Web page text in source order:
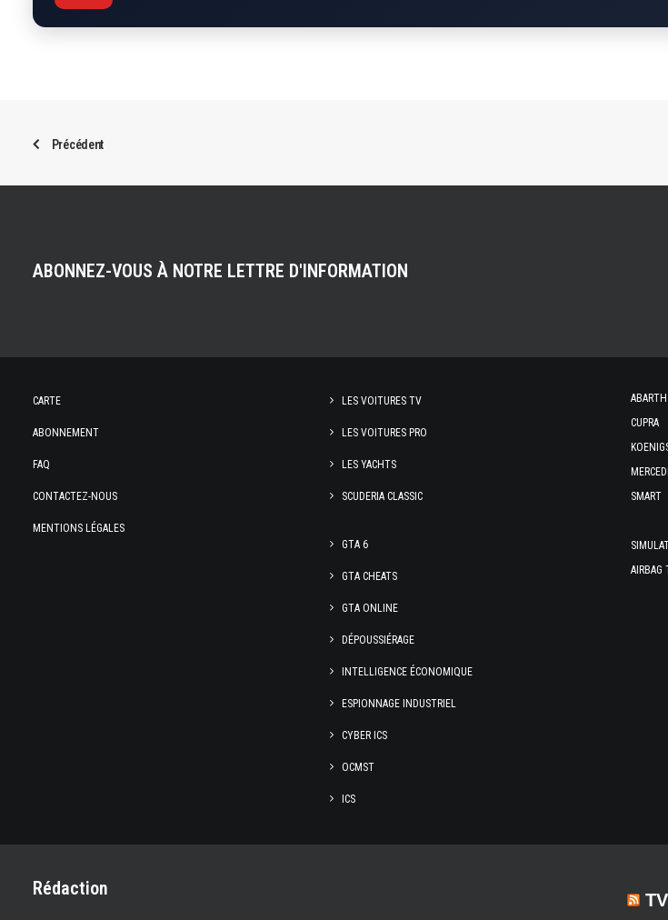
Précédent
ABONNEZ-VOUS À NOTRE LETTRE D'INFORMATION
CARTE
ABONNEMENT
FAQ
CONTACTEZ-NOUS
MENTIONS LÉGALES
LES VOITURES TV
LES VOITURES PRO
LES YACHTS
SCUDERIA CLASSIC
GTA 6
GTA CHEATS
GTA ONLINE
DÉPOUSSIÉRAGE
INTELLIGENCE ÉCONOMIQUE
ESPIONNAGE INDUSTRIEL
CYBER ICS
OCMST
ICS
ABARTH
CUPRA
SMART
AIRBAG
Rédaction
TV